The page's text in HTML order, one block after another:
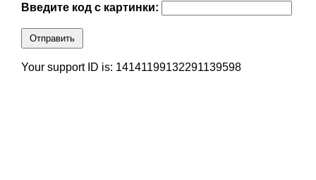
Введите код с картинки:
Отправить
Your support ID is: 14141199132291139598